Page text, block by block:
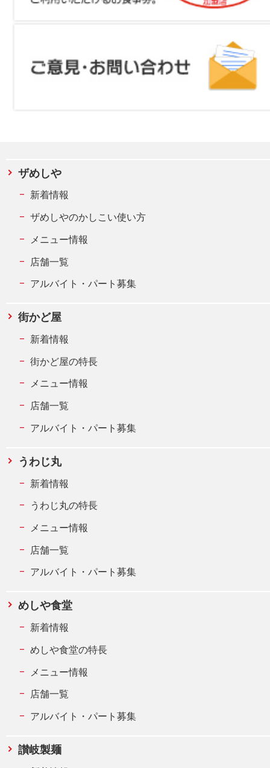
ザめしや
新着情報
ザめしやのかしこい使い方
メニュー情報
店舗一覧
アルバイト・パート募集
街かど屋
新着情報
街かど屋の特長
メニュー情報
店舗一覧
アルバイト・パート募集
うわじ丸
新着情報
うわじ丸の特長
メニュー情報
店舗一覧
アルバイト・パート募集
めしや食堂
新着情報
めしや食堂の特長
メニュー情報
店舗一覧
アルバイト・パート募集
讃岐製麺